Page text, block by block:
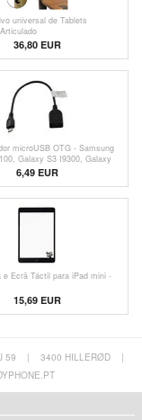
universal de Tablets
36,80EUR
microUSB OTG - Samsung
Galaxy S3 I9300, Galaxy
6,49 EUR
e Ecrã Táctil para iPad mini -
15,69 EUR
59 | 3400 HILLERØD
|